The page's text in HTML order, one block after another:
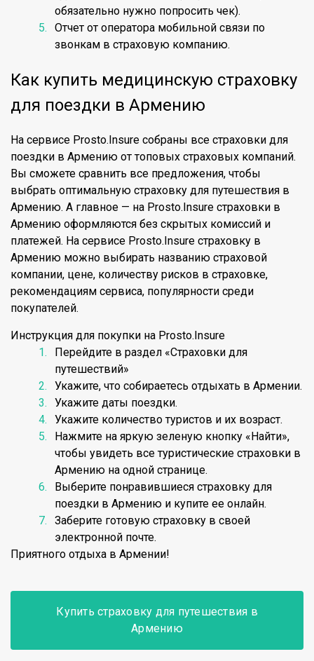
обязательно нужно попросить чек).
Отчет от оператора мобильной связи по
звонкам в страховую компанию.
Как купить медицинскую страховку
для поездки в Армению
На сервисе Prosto.Insure собраны все страховки для
поездки в Армению от топовых страховых компаний.
Вы сможете сравнить все предложения, чтобы
выбрать оптимальную страховку для путешествия в
Армению. А главное — на Prosto.Insure страховки в
Армению оформляются без скрытых комиссий и
платежей. На сервисе Prosto.Insure страховку в
Армению можно выбирать названию страховой
компании, цене, количеству рисков в страховке,
рекомендациям сервиса, популярности среди
покупателей.
Инструкция для покупки на Prosto.Insure
Перейдите в раздел «Страховки для
путешествий»
Укажите, что собираетесь отдыхать в Армении.
Укажите даты поездки.
Укажите количество туристов и их возраст.
Нажмите на яркую зеленую кнопку «Найти»,
чтобы увидеть все туристические страховки в
Армению на одной странице.
Выберите понравившиеся страховку для
поездки в Армению и купите ее онлайн.
Заберите готовую страховку в своей
электронной почте.
Приятного отдыха в Армении!
Купить страховку для путешествия в
Армению